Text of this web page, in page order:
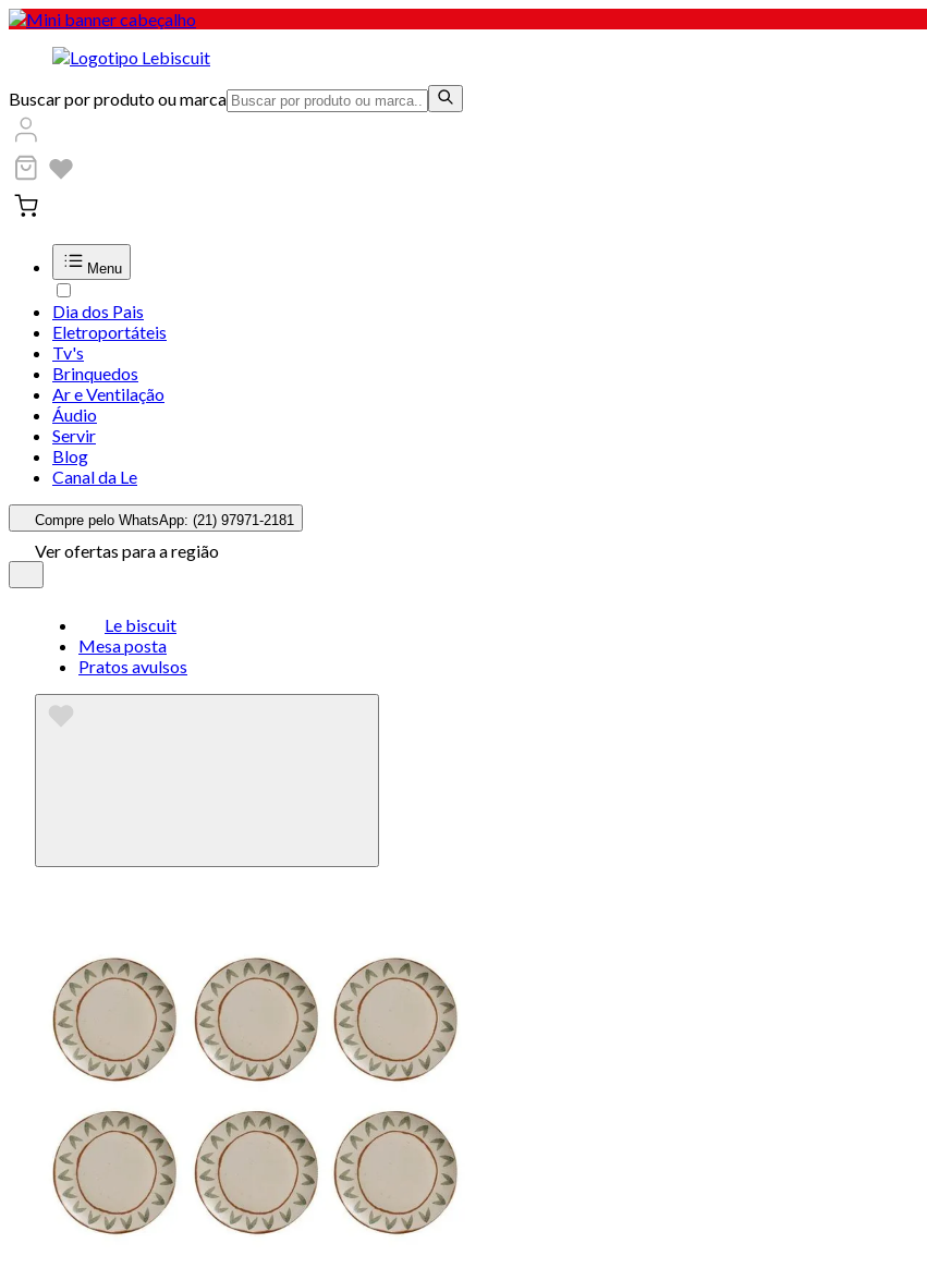
Buscar por produto ou marca
Menu
Dia dos Pais
Eletroportáteis
Tv's
Brinquedos
Ar e Ventilação
Áudio
Servir
Blog
Canal da Le
Compre pelo WhatsApp: (21) 97971-2181
Ver ofertas para a região
Le biscuit
Mesa posta
Pratos avulsos